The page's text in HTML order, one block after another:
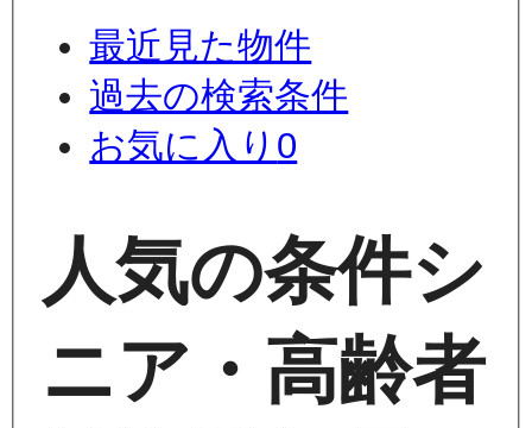
最近見た物件
過去の検索条件
お気に入り 0
人気の条件シ
ニア・高齢者